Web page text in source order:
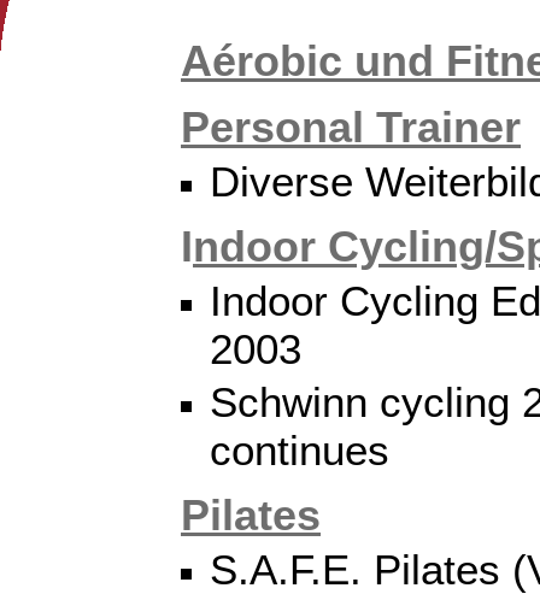
Aérobic und
Personal Trainer
Diverse
Indoor Cycling/
Indoor Cycling
2003
Schwinn cycling
continues
Pilates
S.A.F.E. Pilates